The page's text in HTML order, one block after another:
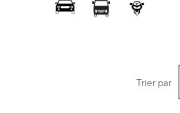
Trier par